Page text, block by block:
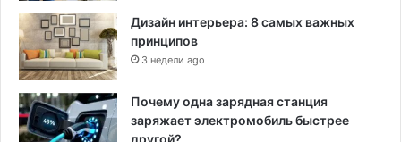
Дизайн интерьера: 8 самых важных
принципов
3 недели ago
Почему одна зарядная станция
заряжает электромобиль быстрее
другой?